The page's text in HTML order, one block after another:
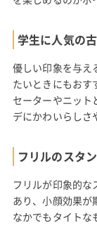
学生に人気の
優しい印象を与え
たいときにもおす
セーターやニット
デにかわいらしさ
フリルのスタ
フリルが印象的
あり、小顔効果が
なかでもタイトな